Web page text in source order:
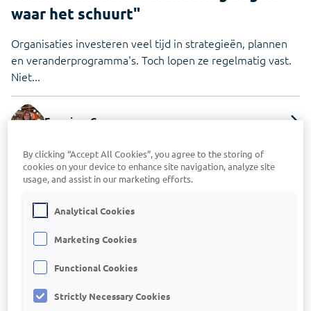
Zie in één oogopslag welk tarief voor jouw kantoor
van toepassing is
Infine
On-premise software voor samenstellen van
jaarrekeningen
waar het schuurt"
Organisaties investeren veel tijd in strategieën, plannen
en veranderprogramma's. Toch lopen ze regelmatig vast.
Niet...
Francisca Grun
Dashboards 27 juli 2026
By clicking “Accept All Cookies”, you agree to the storing of
cookies on your device to enhance site navigation, analyze site
usage, and assist in our marketing efforts.
Analytical Cookies
Marketing Cookies
Functional Cookies
Strictly Necessary Cookies